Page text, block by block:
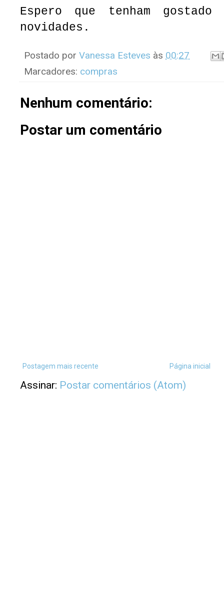
Espero que tenham gostado
novidades.
Postado por Vanessa Esteves às 00:27
Marcadores: compras
Nenhum comentário:
Postar um comentário
Postagem mais recente Página inicial
Assinar: Postar comentários (Atom)